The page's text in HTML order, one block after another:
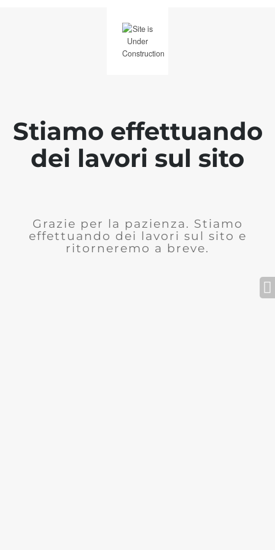
Stiamo effettuando
dei lavori sul sito
Grazie per la pazienza. Stiamo
effettuando dei lavori sul sito e
ritorneremo a breve.